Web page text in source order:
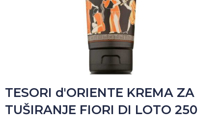
TESORI d'ORIENTE KREMA ZA
TUŠIRANJE FIORI DI LOTO 250